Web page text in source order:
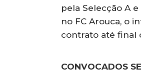
pela Selecção A
no FC Arouca, o
contrato até final
CONVOCADOS